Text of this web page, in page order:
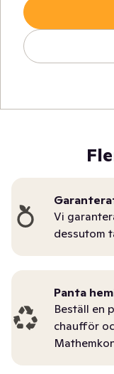
Vi
dessutom
Panta
Beställ en
chaufför